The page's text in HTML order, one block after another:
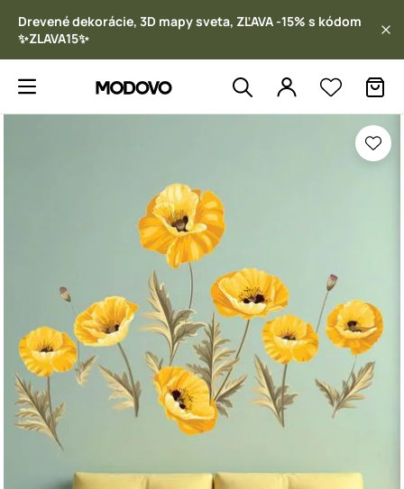
Drevené dekorácie, 3D mapy sveta, ZĽAVA -15% s kódom
✨ZLAVA15✨